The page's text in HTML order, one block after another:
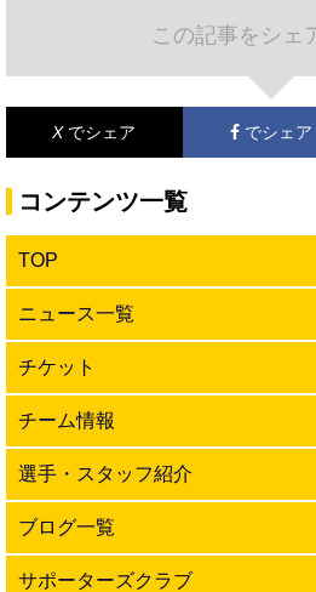
この記事をシェ
X でシェア でシェア
コンテンツ一覧
TOP
ニュース一覧
チケット
チーム情報
選手・スタッフ紹介
ブログ一覧
サポーターズクラブ